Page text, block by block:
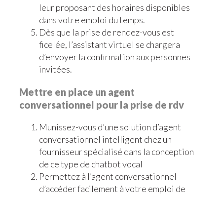
leur proposant des horaires disponibles
dans votre emploi du temps.
Dès que la prise de rendez-vous est
ficelée, l’assistant virtuel se chargera
d’envoyer la confirmation aux personnes
invitées.
Mettre en place un agent
conversationnel pour la prise de rdv
Munissez-vous d’une solution d’agent
conversationnel intelligent chez un
fournisseur spécialisé dans la conception
de ce type de chatbot vocal
Permettez à l’agent conversationnel
d’accéder facilement à votre emploi de